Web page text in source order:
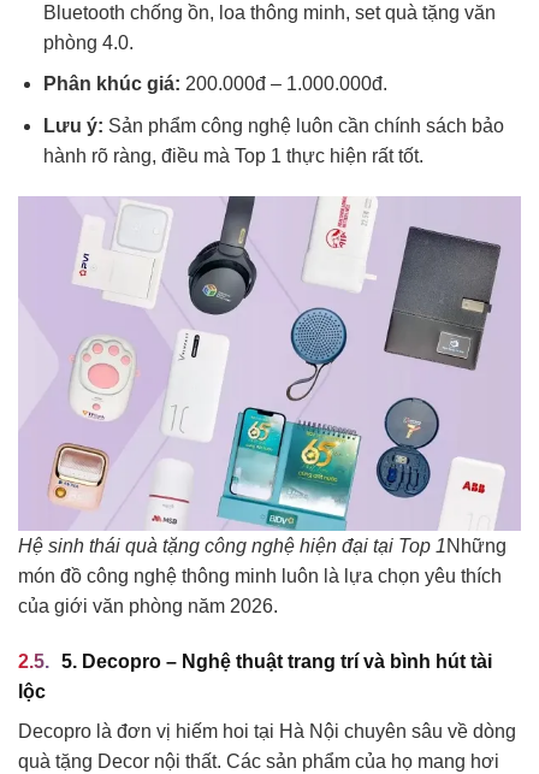
Bluetooth chống ồn, loa thông minh, set quà tặng văn
phòng 4.0.
Phân khúc giá: 200.000đ – 1.000.000đ.
Lưu ý: Sản phẩm công nghệ luôn cần chính sách bảo
hành rõ ràng, điều mà Top 1 thực hiện rất tốt.
Hệ sinh thái quà tặng công nghệ hiện đại tại Top 1 Những
món đồ công nghệ thông minh luôn là lựa chọn yêu thích
của giới văn phòng năm 2026.
5. Decopro – Nghệ thuật trang trí và bình hút tài
lộc
Decopro là đơn vị hiếm hoi tại Hà Nội chuyên sâu về dòng
quà tặng Decor nội thất. Các sản phẩm của họ mang hơi